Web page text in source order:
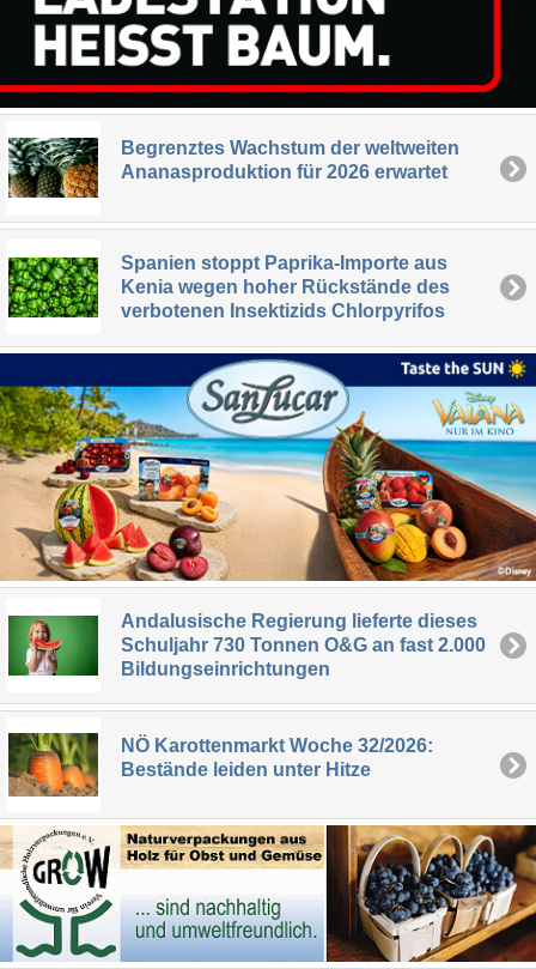
Begrenztes Wachstum der weltweiten
Ananasproduktion für 2026 erwartet
Spanien stoppt Paprika-Importe aus
Kenia wegen hoher Rückstände des
verbotenen Insektizids Chlorpyrifos
Andalusische Regierung lieferte dieses
Schuljahr 730 Tonnen O&G an fast 2.000
Bildungseinrichtungen
NÖ Karottenmarkt Woche 32/2026:
Bestände leiden unter Hitze